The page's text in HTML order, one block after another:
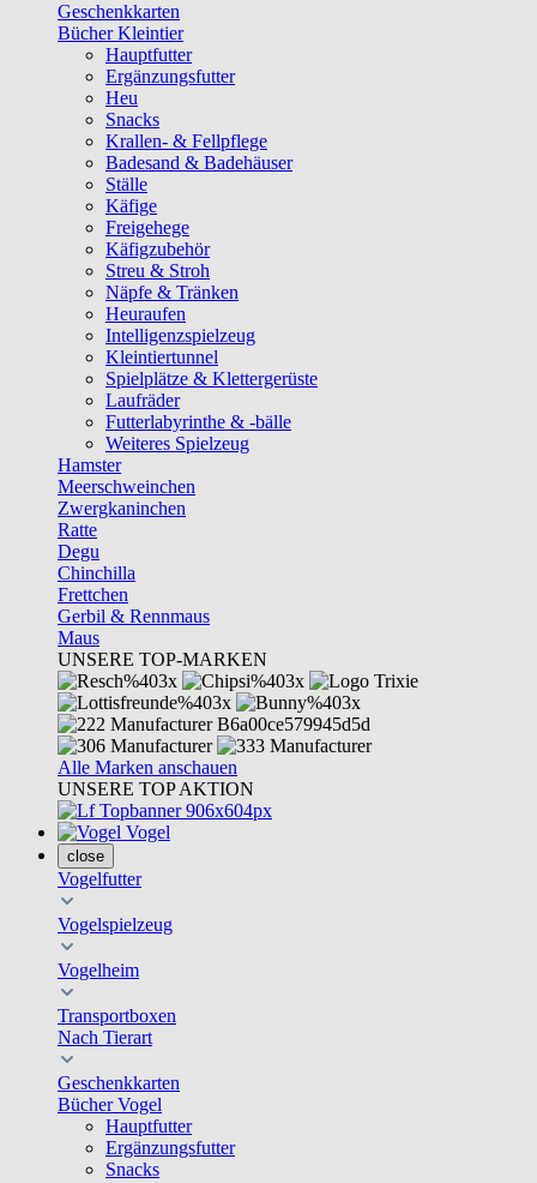
Geschenkkarten
Bücher Kleintier
Hauptfutter
Ergänzungsfutter
Heu
Snacks
Krallen- & Fellpflege
Badesand & Badehäuser
Ställe
Käfige
Freigehege
Käfigzubehör
Streu & Stroh
Näpfe & Tränken
Heuraufen
Intelligenzspielzeug
Kleintiertunnel
Spielplätze & Klettergerüste
Laufräder
Futterlabyrinthe & -bälle
Weiteres Spielzeug
Hamster
Meerschweinchen
Zwergkaninchen
Ratte
Degu
Chinchilla
Frettchen
Gerbil & Rennmaus
Maus
UNSERE TOP-MARKEN
Alle Marken anschauen
UNSERE TOP AKTION
Vogel
close
Vogelfutter
Vogelspielzeug
Vogelheim
Transportboxen
Nach Tierart
Geschenkkarten
Bücher Vogel
Hauptfutter
Ergänzungsfutter
Snacks